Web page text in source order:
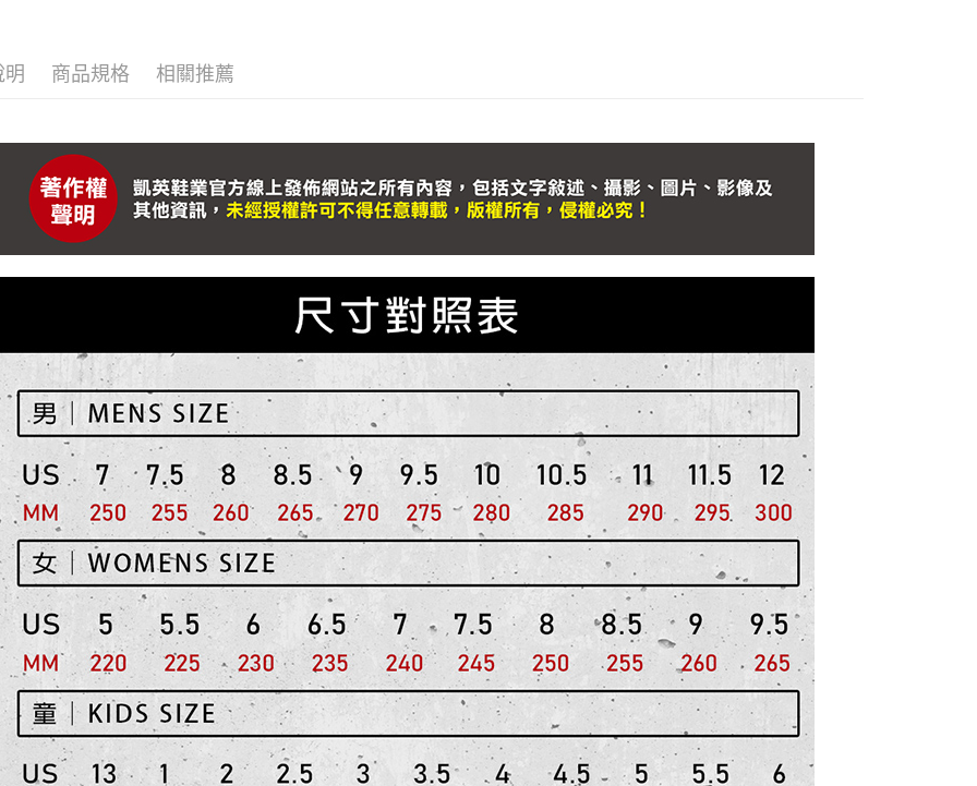
是否繳費成功／繳費後需取消欲退款等相關疑問，請聯繫「AFTEE先享後
【注意事項】
１．透過由恩沛科技股份有限公司提供之「AFTEE先享後付」服務完成之
https://aftee.tw/terms/#terms3
３．未成年的使用者請事先徵得法定代理人或監護人之同意方可使用
４．使用「AFTEE先享後付」時，將依據個別帳號之用戶狀況，依本公司
即時審查核予不同之上限額度；若仍有額度不足之情形，本公司將視審查
５．嚴禁一人註冊多個帳號或使用他人資訊註冊。若發現惡意使用之情
形，恩沛科技股份有限公司將有權停止該用戶之使用額度並採取法律行
動。
每筆NT$90，滿NT$699(含以上)免運費
明 商品規格 相關推薦